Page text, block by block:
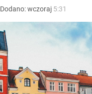
Dodano:wczoraj 5:31